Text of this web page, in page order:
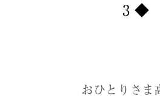
3 ◆
おひとりさま